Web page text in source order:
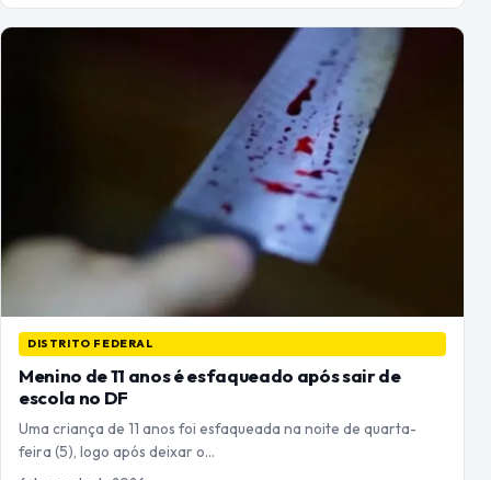
DISTRITO FEDERAL
Menino de 11 anos é esfaqueado após sair de
escola no DF
Uma criança de 11 anos foi esfaqueada na noite de quarta-
feira (5), logo após deixar o…